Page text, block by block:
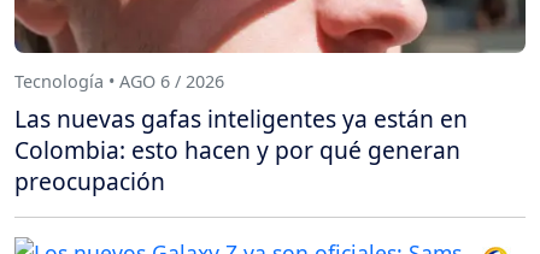
Tecnología • AGO 6 / 2026
Las nuevas gafas inteligentes ya están en
Colombia: esto hacen y por qué generan
preocupación